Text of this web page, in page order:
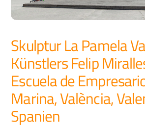
Skulptur La Pamela
Künstlers Felip
Escuela de
Marina, València,
Spanien